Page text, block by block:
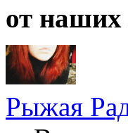
от наших
Рыжая